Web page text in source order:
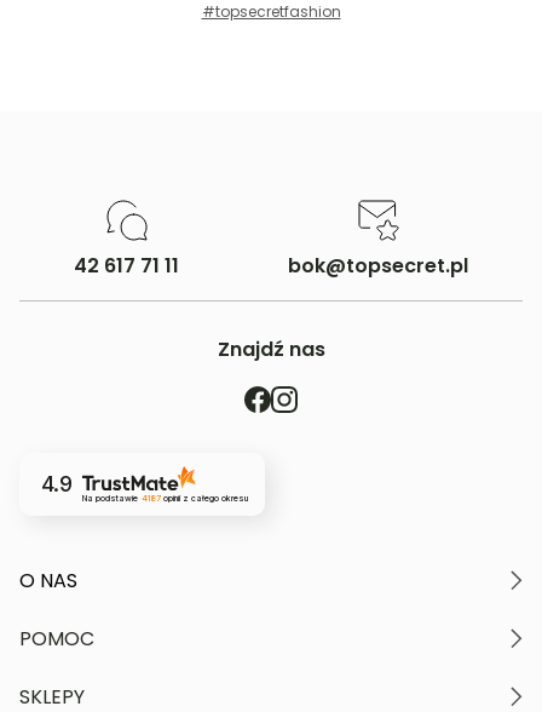
#topsecretfashion
42 617 71 11 bok@topsecret.pl
Znajdź nas
4.9
Na podstawie 4187opinii z całego okresu
O NAS
Nasze wartości
Kontakt
POMOC
SKLEPY